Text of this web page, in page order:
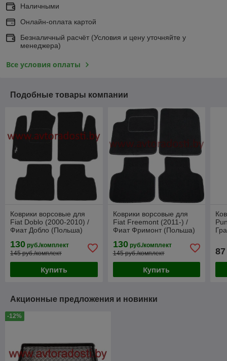
Наличными
Онлайн-оплата картой
Безналичный расчёт (Условия и цену уточняйте у
менеджера)
Все условия оплаты
Подобные товары компании
Коврики ворсовые для
Fiat Doblo (2000-2010) /
Фиат Добло (Польша)
130 руб./комплект
145 руб./комплект
Купить
Коврики ворсовые для
Fiat Freemont (2011-) /
Фиат Фримонт (Польша)
130руб./комплект
145 руб./комплект
Купить
87
Акционные предложения и новинки
-12%